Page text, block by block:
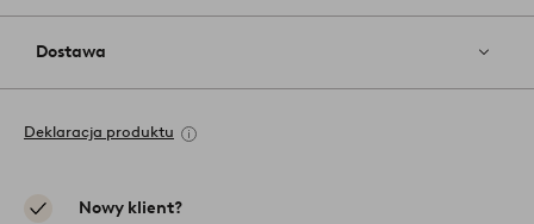
Dostawa
Deklaracja produktu
Nowy klient?